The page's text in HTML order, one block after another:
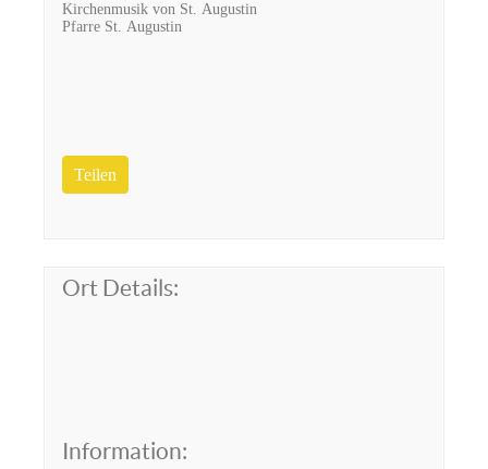
Kirchenmusik von St. Augustin
Pfarre St. Augustin
Teilen
Ort Details:
Information: